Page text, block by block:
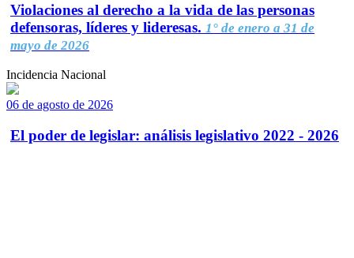
Violaciones al derecho a la vida de las personas
defensoras, líderes y lideresas. 1° de enero a 31 de
mayo de 2026
Incidencia Nacional
06 de agosto de 2026
El poder de legislar: análisis legislativo 2022 - 2026